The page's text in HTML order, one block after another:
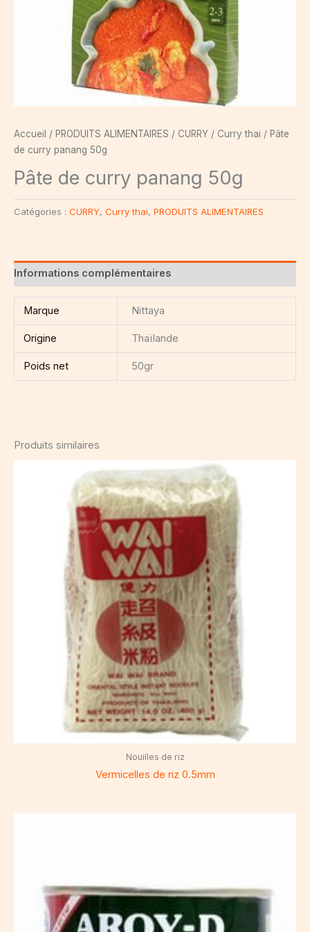
Accueil / PRODUITS ALIMENTAIRES / CURRY / Curry thai / Pâte
de curry panang 50g
Pâte de curry panang 50g
Catégories : CURRY, Curry thai, PRODUITS ALIMENTAIRES
Informations complémentaires
Marque Nittaya
Origine Thaïlande
Poids net 50gr
Produits similaires
Nouilles de riz
Vermicelles de riz 0.5mm